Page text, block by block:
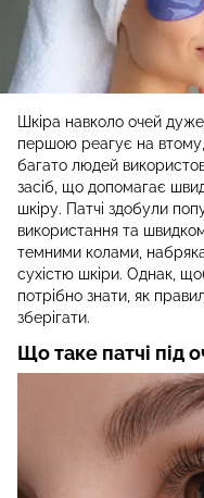
Шкіра навколо очей
першою реагує на
багато людей
засіб, що допомагає
шкіру. Патчі здобули
використання та
темними колами,
сухістю шкіри. Однак,
потрібно знати, як
зберігати.
Що таке патчі під